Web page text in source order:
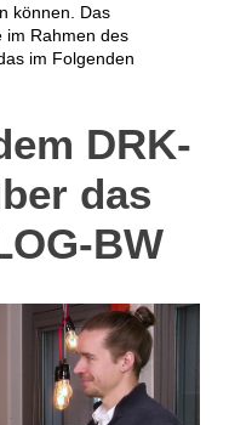
können. Das
im Rahmen des
im Folgenden
DRK-
das
BW